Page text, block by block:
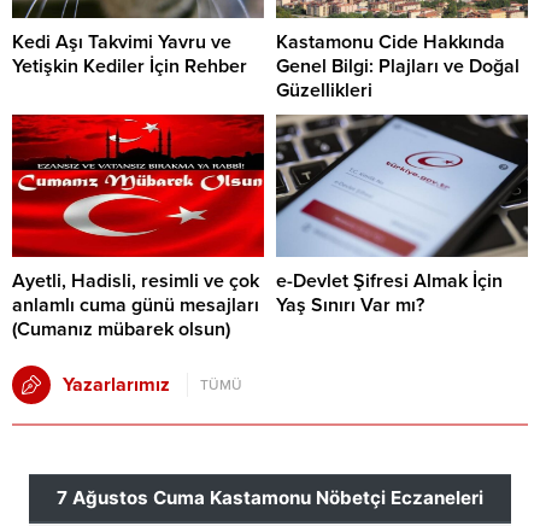
Kedi Aşı Takvimi Yavru ve
Yetişkin Kediler İçin Rehber
Kastamonu Cide Hakkında
Genel Bilgi: Plajları ve Doğal
Güzellikleri
Ayetli, Hadisli, resimli ve çok
anlamlı cuma günü mesajları
(Cumanız mübarek olsun)
e-Devlet Şifresi Almak İçin
Yaş Sınırı Var mı?
Yazarlarımız TÜMÜ